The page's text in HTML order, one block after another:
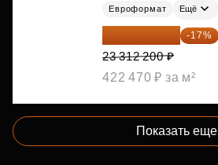
Евроформат Ещё
19 349 126 ₽ -17%
23 312 200 ₽
422 470 ₽ за м²
Показать еще